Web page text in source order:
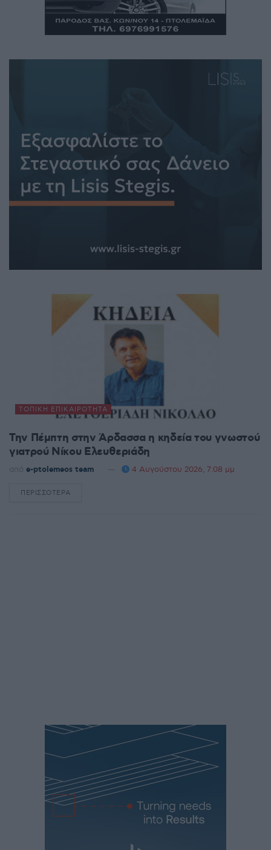
ΤΟΠΙΚΉ ΕΠΙΚΑΙΡΌΤΗΤΑ
Την Πέμπτη στην Άρδασσα η κηδεία του γνωστού
γιατρού Νίκου Ελευθεριάδη
από e-ptolemeos team 4 Αυγούστου 2026, 7:08 μμ
ΠΕΡΙΣΣΌΤΕΡΑ